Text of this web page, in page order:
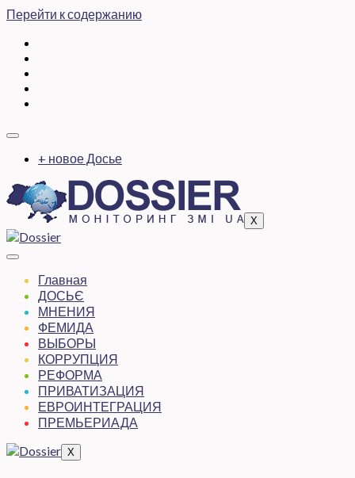
Перейти к содержанию
+ новое Досье
X
Главная
ДОСЬЄ
МНЕНИЯ
ФЕМИДА
ВЫБОРЫ
КОРРУПЦИЯ
РЕФОРМА
ПРИВАТИЗАЦИЯ
ЕВРОИНТЕГРАЦИЯ
ПРЕМЬЕРИАДА
X